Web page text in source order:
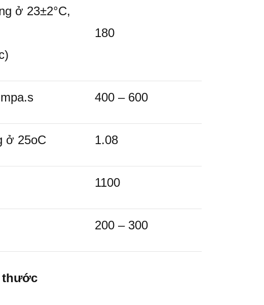
ở 23±2°C,
180
400 – 600
ở 25oC 1.08
1100
200 – 300
thước